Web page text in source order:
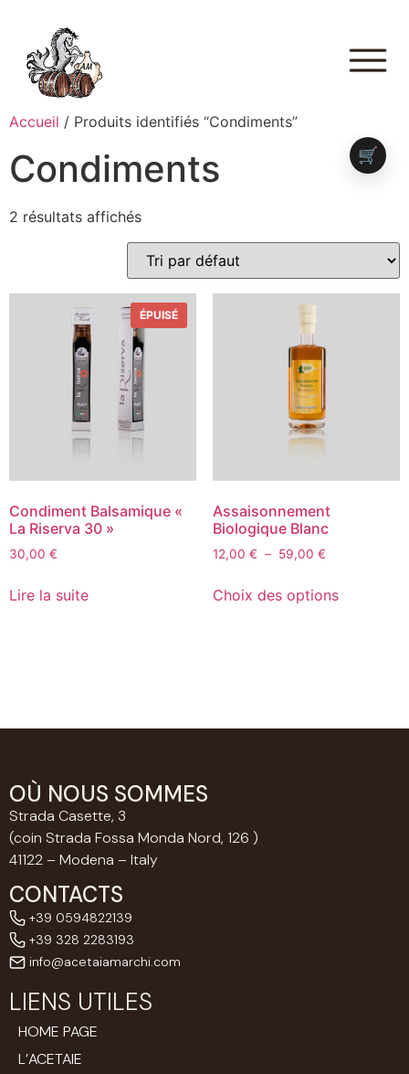
Accueil / Produits identifiés “Condiments”
Condiments
2 résultats affichés
ÉPUISÉ
Condiment Balsamique «
La Riserva 30 »
30,00 €
Lire la suite
Assaisonnement
Biologique Blanc
12,00 € – 59,00 €
Choix des options
OÙ NOUS SOMMES
Strada Casette, 3
(coin Strada Fossa Monda Nord, 126 )
41122 – Modena – Italy
CONTACTS
+39 0594822139
+39 328 2283193
info@acetaiamarchi.com
LIENS UTILES
HOME PAGE
L’ACETAIE
🛒